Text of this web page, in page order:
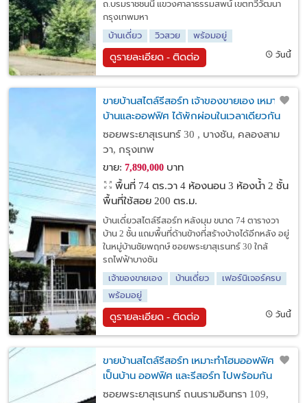
ถ.บรมราชชนนี แขวงศาลาธรรมสพน์ เขตทวีวัฒนา
กรุงเทพมหา
บ้านเดี่ยว
วิวสวย พร้อมอยู่
ดูรายละเอียด - ติดต่อ วันนี้
ขายบ้านสไตล์รีสอร์ท เจ้าของขายเอง เหมาะทำ
บ้านและออฟฟิศ ได้พักผ่อนในเวลาเดียวกัน
ซอยพระยาสุเรนทร์ 30 , บางชัน, คลองสาม
วา, กรุงเทพ
ขาย: 7,890,000บาท
พื้นที่ 74 ตร.วา 4 ห้องนอน 3 ห้องน้ำ 2 ชั้น
พื้นที่ใช้สอย 200 ตร.ม.
บ้านเดี่ยวสไตล์รีสอร์ท หลังมุม ขนาด 74 ตารางวา
บ้าน 2 ชั้น แถมพื้นที่ด้านข้างที่สร้างบ้างได้อีกหลัง อยู่
ในหมู่บ้านชัยพฤกษ์ ซอยพระยาสุเรนทร์ 30 ใกล้
รถไฟฟ้าบางชัน
เจ้าของขายเอง
บ้านเดี่ยว
เฟอร์นิเจอร์ครบ
พร้อมอยู่
ดูรายละเอียด - ติดต่อ วันนี้
ขายบ้านสไตล์รีสอร์ท เหมาะทำโฮมออฟฟิศ
เป็นบ้าน ออฟฟิศ และรีสอร์ท ไปพร้อมกัน
ซอยพระยาสุเรนทร์ ถนนรามอินทรา 109,